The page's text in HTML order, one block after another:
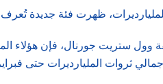
ظهرت فئة جديدة تُعرف باسم